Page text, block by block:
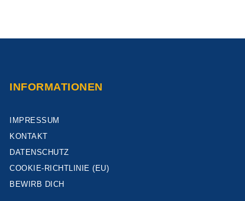
INFORMATIONEN
IMPRESSUM
KONTAKT
DATENSCHUTZ
COOKIE-RICHTLINIE (EU)
BEWIRB DICH